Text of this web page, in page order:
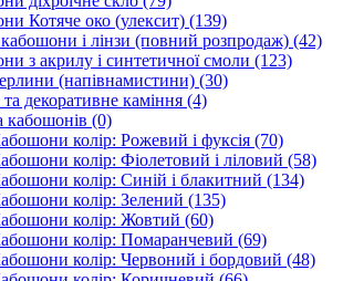
Котяче око (улексит) (139)
і лінзи (повний розпродаж) (42)
з акрилу і синтетичної смоли (123)
(напівнамистини) (30)
декоративне каміння (4)
кабошонів (0)
колір: Рожевий і фуксія (70)
колір: Фіолетовий і ліловий (58)
колір: Синій і блакитний (134)
колір: Зелений (135)
колір: Жовтий (60)
колір: Помаранчевий (69)
колір: Червоний і бордовий (48)